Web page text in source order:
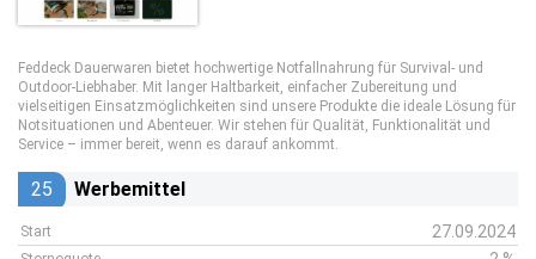
Feddeck Dauerwaren bietet hochwertige Notfallnahrung für Survival- und
Outdoor-Liebhaber. Mit langer Haltbarkeit, einfacher Zubereitung und
vielseitigen Einsatzmöglichkeiten sind unsere Produkte die ideale Lösung für
Notsituationen und Abenteuer. Wir stehen für Qualität, Funktionalität und
Service – immer bereit, wenn es darauf ankommt.
25 Werbemittel
Start 27.09.2024